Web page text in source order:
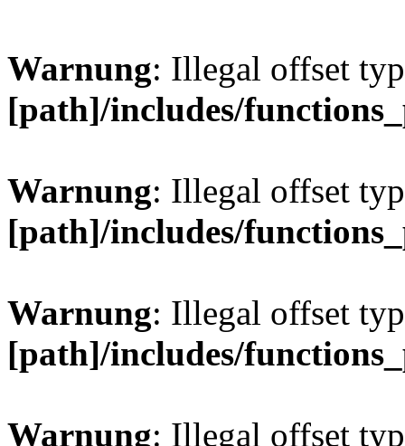
Warnung: Illegal offset
[path]/includes/
Warnung: Illegal offset
[path]/includes/
Warnung: Illegal offset
[path]/includes/
Warnung: Illegal offset